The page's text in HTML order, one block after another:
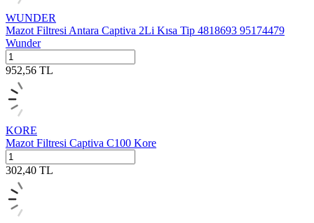
WUNDER
Mazot Filtresi Antara Captiva 2Li Kısa Tip 4818693 95174479
Wunder
952,56 TL
KORE
Mazot Filtresi Captiva C100 Kore
302,40 TL